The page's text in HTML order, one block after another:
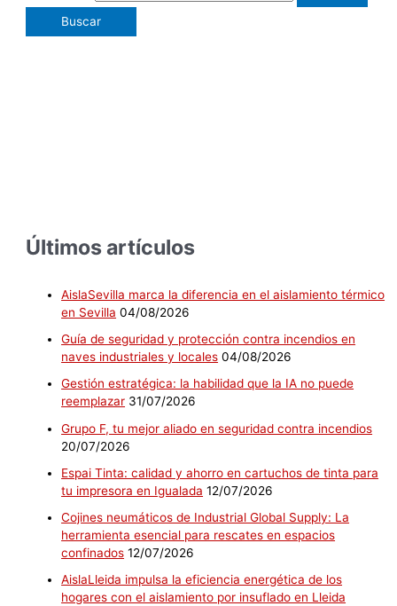
Últimos artículos
AislaSevilla marca la diferencia en el aislamiento térmico
en Sevilla 04/08/2026
Guía de seguridad y protección contra incendios en
naves industriales y locales 04/08/2026
Gestión estratégica: la habilidad que la IA no puede
reemplazar 31/07/2026
Grupo F, tu mejor aliado en seguridad contra incendios
20/07/2026
Espai Tinta: calidad y ahorro en cartuchos de tinta para
tu impresora en Igualada 12/07/2026
Cojines neumáticos de Industrial Global Supply: La
herramienta esencial para rescates en espacios
confinados 12/07/2026
AislaLleida impulsa la eficiencia energética de los
hogares con el aislamiento por insuflado en Lleida